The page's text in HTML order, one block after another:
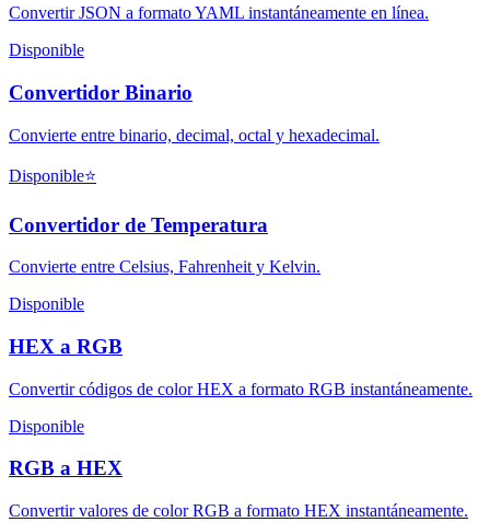
Convertir JSON a formato YAML instantáneamente en línea.
Disponible
Convertidor Binario
Convierte entre binario, decimal, octal y hexadecimal.
Disponible⭐
Convertidor de Temperatura
Convierte entre Celsius, Fahrenheit y Kelvin.
Disponible
HEX a RGB
Convertir códigos de color HEX a formato RGB instantáneamente.
Disponible
RGB a HEX
Convertir valores de color RGB a formato HEX instantáneamente.